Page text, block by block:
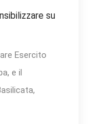
su
Esercito
e il